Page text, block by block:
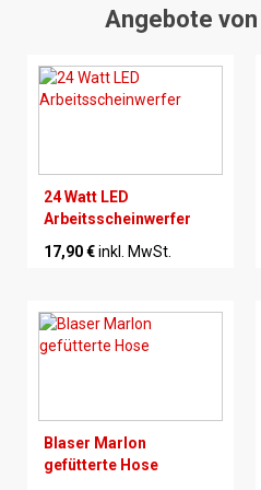
Angebote von
24 Watt LED
Arbeitsscheinwerfer
17,90 €inkl. MwSt.
Blaser Marlon
gefütterte Hose